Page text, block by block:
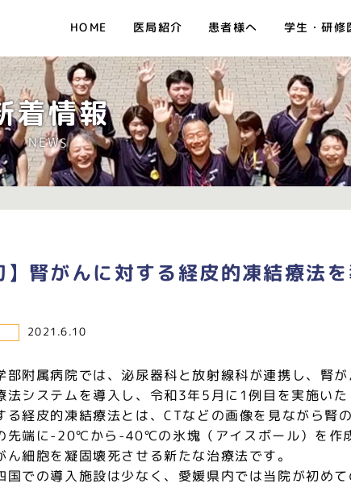
HOME 医局紹介 患者様へ 学生・研修
着情報
NEWS
】腎がんに対する経皮的凍結療法
2021.6.10
部附属病院では、泌尿器科と放射線科が連携し、腎が
法システムを導入し、令和3年5月に1例目を実施いた
る経皮的凍結療法とは、CTなどの画像を見ながら腎
先端に-20℃から-40℃の氷塊（アイスボール）を作
ん細胞を凝固壊死させる新たな治療法です。
国での導入施設は少なく、愛媛県内では当院が初め